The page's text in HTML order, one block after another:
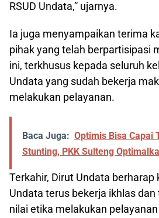
RSUD Undata,” ujarnya.
Ia juga menyampaikan terima
pihak yang telah berpartisipasi
ini, terkhusus kepada seluruh
Undata yang sudah bekerja
melakukan pelayanan.
Baca Juga: Optimis Bisa Capai
Stunting, PKK Sulteng
Terkahir, Dirut Undata berharap
Undata terus bekerja ikhlas
nilai etika melakukan